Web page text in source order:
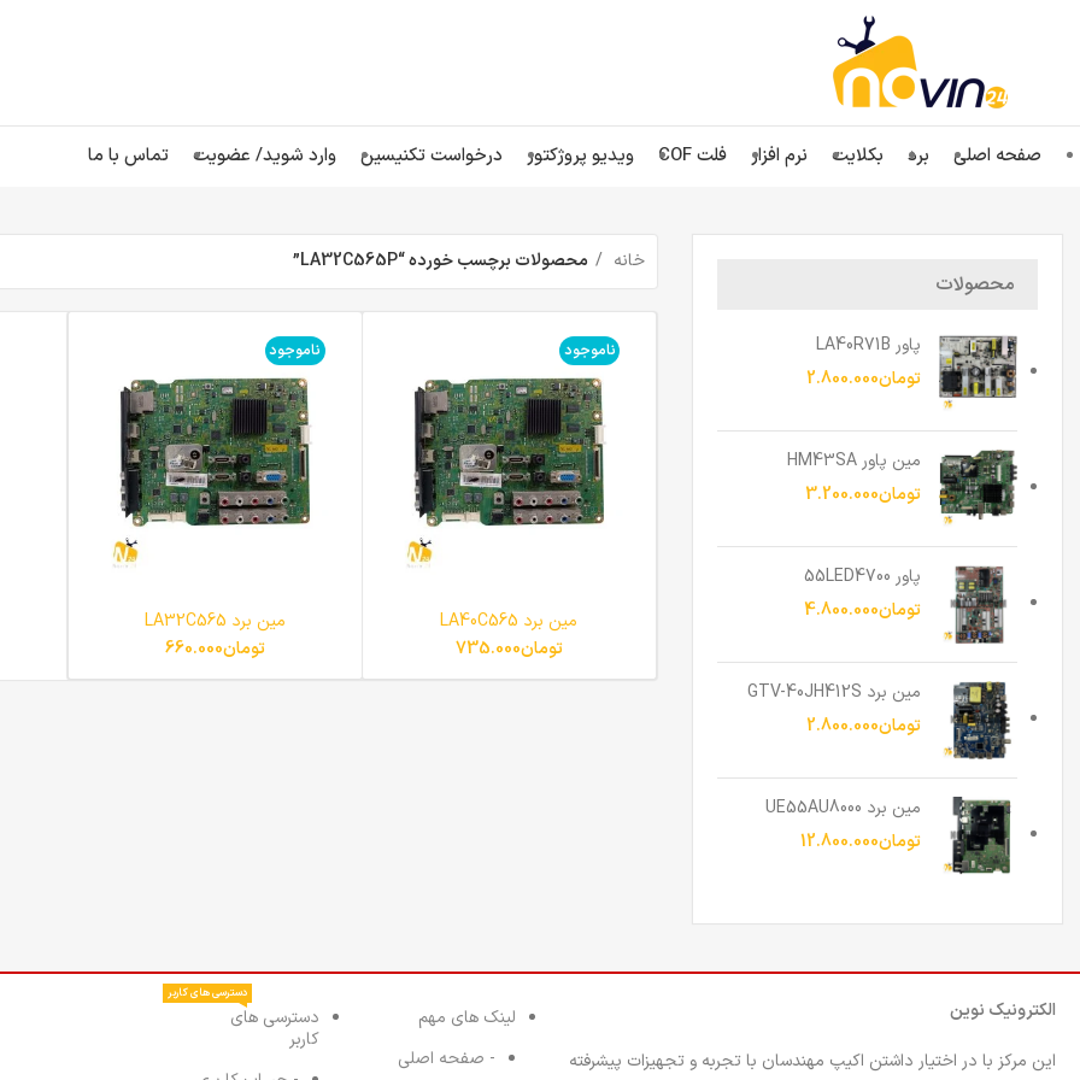
صفحه اصلی برد بکلایت نرم افزار فلت COF ویدیو پروژکتور درخواست تکنیسین وارد شوید/ عضویت تماس با ما
محصولات
پاور LA40R71B
تومان2.800.000
مین پاور HM43SA
تومان3.200.000
پاور 55LED4700
تومان4.800.000
مین برد GTV-40JH412S
تومان2.800.000
مین برد UE55AU8000
تومان12.800.000
خانه محصولات برچسب خورده “LA32C565P”
ناموجود
مین برد LA40C565
تومان735.000
ناموجود
مین برد LA32C565
تومان660.000
الکترونیک نوین
این مرکز با در اختیار داشتن اکیپ مهندسان با تجربه و تجهیزات پیشرفته
لینک های مهم
- صفحه اصلی
دسترسی های
کاربر
دسترسی های کاربر